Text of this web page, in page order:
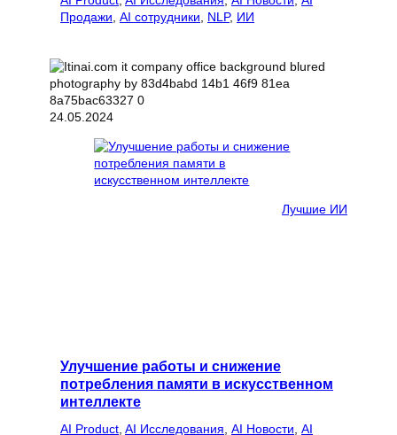
Продажи AI сотрудники NLP, ИИ
24.05.2024
Лучшие ИИ
Улучшение работы и снижение
потребления памяти в искусственном
интеллекте
AI Product AI Исследования AI Новости AI